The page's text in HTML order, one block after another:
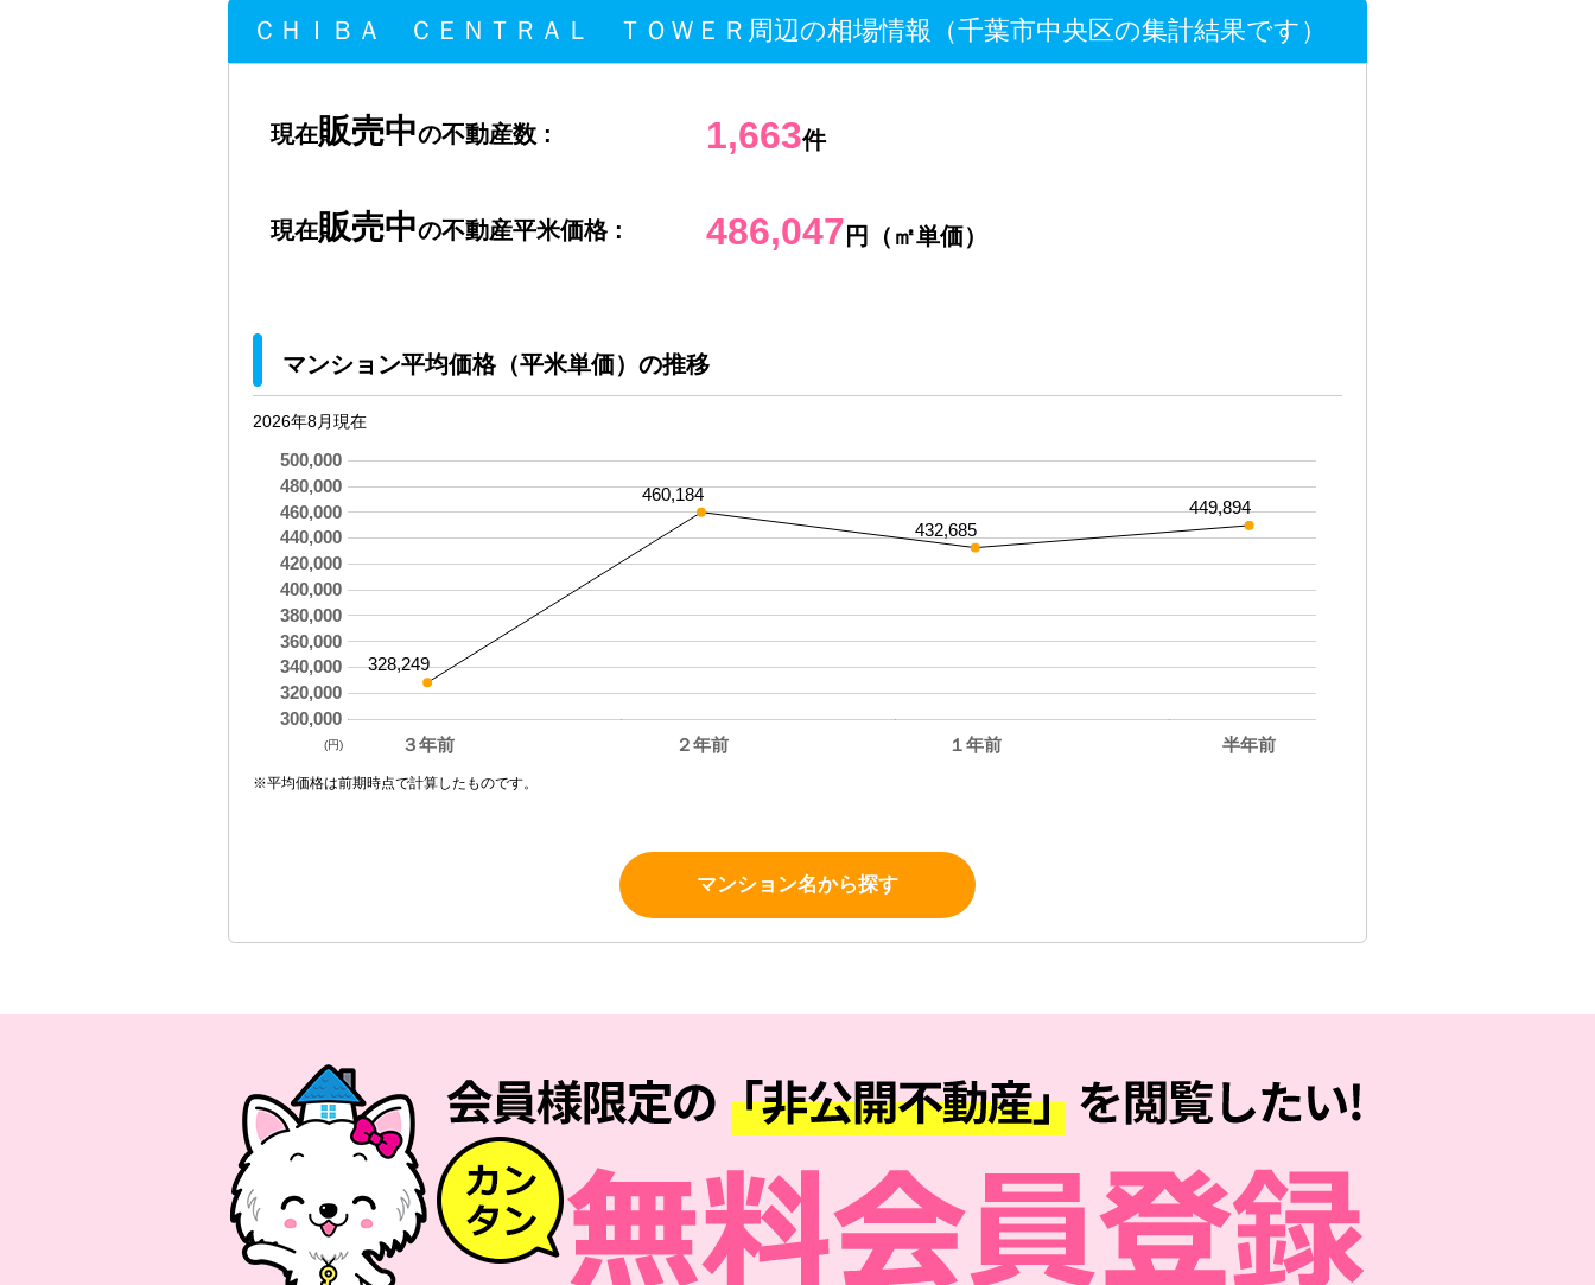
ＣＨＩＢＡ ＣＥＮＴＲＡＬ ＴＯＷＥＲ周辺の相場情報（千葉市中央区の集計結果です）
現在販売中の不動産数 : 1,663件
現在販売中の不動産平米価格 : 486,047 円（㎡単価）
マンション平均価格（平米単価）の推移
2026年8月現在
３年前 ２年前 １年前 半年前
300,000
320,000
340,000
360,000
380,000
400,000
420,000
440,000
460,000
480,000
500,000
328,249
460,184
432,685
449,894
(円)
※平均価格は前期時点で計算したものです。
マンション名から探す